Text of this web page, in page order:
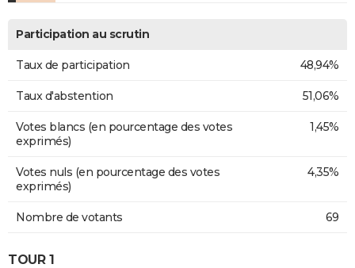
Participation au scrutin
Taux de participation 48,94%
Taux d'abstention 51,06%
Votes blancs (en pourcentage des votes
exprimés)
1,45%
Votes nuls (en pourcentage des votes
exprimés)
4,35%
Nombre de votants 69
TOUR 1